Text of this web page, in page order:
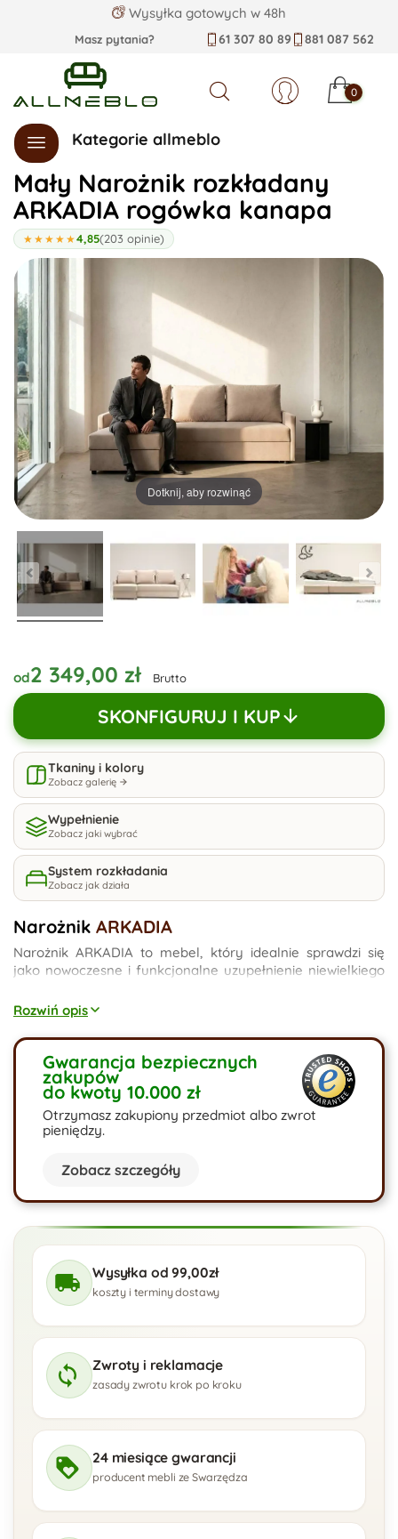
Wysyłka gotowych w 48h
Masz pytania? 61 307 80 89 881 087 562
Szukaj 0
Kategorie allmeblo
Mały Narożnik rozkładany
ARKADIA rogówka kanapa
★★★★★4,85(203 opinie)
Dotknij, aby rozwinąć
od2 349,00 zł Brutto
SKONFIGURUJ I KUP
Tkaniny i kolory
Zobacz galerię
Wypełnienie
Zobacz jaki wybrać
System rozkładania
Zobacz jak działa
Narożnik ARKADIA
Narożnik ARKADIA to mebel, który idealnie sprawdzi się
jako nowoczesne i funkcjonalne uzupełnienie niewielkiego
funkcję spania oraz pojemniki na pościel. Dostępny jest w
w szerokiej gamie kolorystycznej. Istnieje również
możliwość personalizacji parametrów technicznych mebla.
Rozwiń opis
Gwarancja bezpiecznych
zakupów
do kwoty 10.000 zł
Otrzymasz zakupiony przedmiot albo zwrot
pieniędzy.
Zobacz szczegóły
Wysyłka od 99,00zł
koszty i terminy dostawy
Zwroty i reklamacje
zasady zwrotu krok po kroku
24 miesiące gwarancji
producent mebli ze Swarzędza